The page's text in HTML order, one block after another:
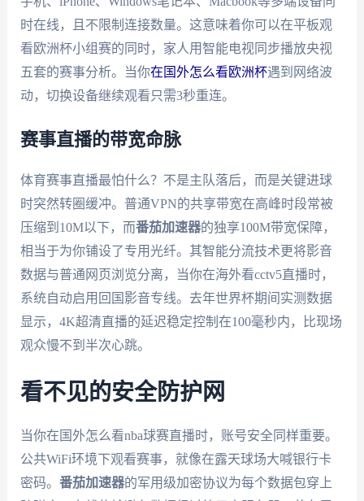
时在线，且不限制连接数量。这意味着你可以在平板观
看欧洲杯小组赛的同时，家人用智能电视同步播放央视
五套的赛事分析。当你在国外怎么看欧洲杯遇到网络波
动，切换设备继续观看只需3秒重连。
赛事直播的带宽命脉
体育赛事直播最怕什么？不是主队落后，而是关键进球
时突然转圈缓冲。普通VPN的共享带宽在高峰时段常被
压缩到10M以下，而番茄加速器的独享100M带宽保障，
相当于为你铺设了专用光纤。其智能分流技术更将影音
数据与普通网页浏览分离，当你在海外看cctv5直播时，
系统自动启用回国影音专线。去年世界杯期间实测数据
显示，4K超清直播的延迟稳定控制在100毫秒内，比现场
观众慢不到半次心跳。
看不见的安全防护网
当你在国外怎么看nba球赛直播时，账号安全同样重要。
公共WiFi环境下观看赛事，就像在露天球场大喊银行卡
密码。 番茄加速器的军用级加密协议为每个数据包穿上